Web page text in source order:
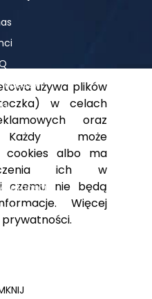
używa plików
w celach
oraz
Każdy może
cookies albo ma
ich w
czemu nie będą
Więcej
prywatności.